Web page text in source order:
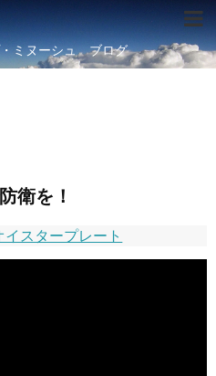
・ミヌーシュ ブログ
衛を！
スタープレート